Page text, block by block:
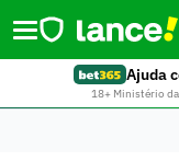
Ajuda
18+ Ministério